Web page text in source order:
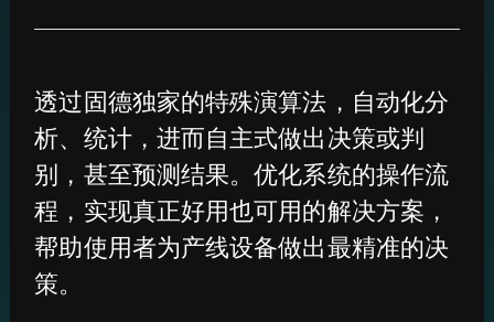
透过固德独家的特殊演算法，自动化分
析、统计，进而自主式做出决策或判
别，甚至预测结果。优化系统的操作流
程，实现真正好用也可用的解决方案，
帮助使用者为产线设备做出最精准的决
策。